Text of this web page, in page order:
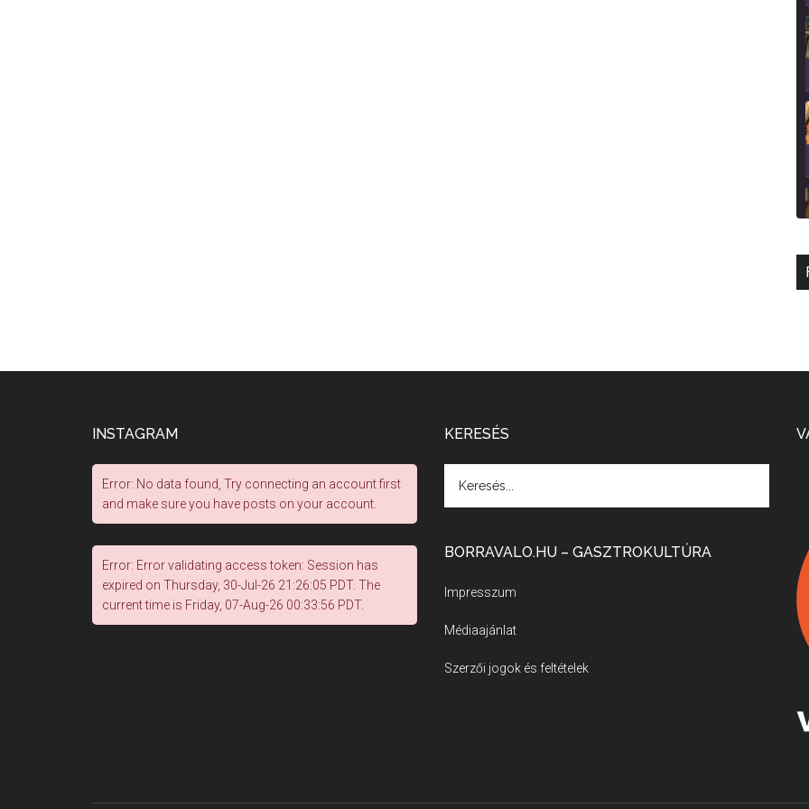
INSTAGRAM
Error: No data found, Try connecting an account first
and make sure you have posts on your account.
Error: Error validating access token: Session has
expired on Thursday, 30-Jul-26 21:26:05 PDT. The
current time is Friday, 07-Aug-26 00:33:56 PDT.
KERESÉS
BORRAVALO.HU – GASZTROKULTÚRA
Impresszum
Médiaajánlat
Szerzői jogok és feltételek